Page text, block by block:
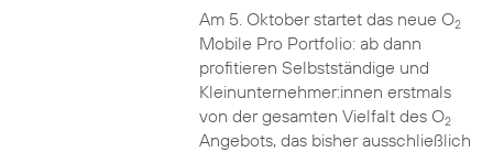
Am 5. Oktober startet das neue O2
Mobile Pro Portfolio: ab dann
profitieren Selbstständige und
Kleinunternehmer:innen erstmals
von der gesamten Vielfalt des O2
Angebots, das bisher ausschließlich